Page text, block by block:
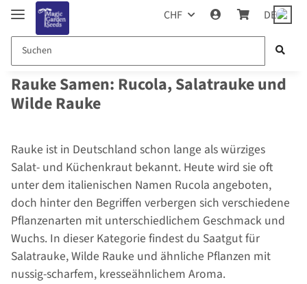
CHF DE
Rauke Samen: Rucola, Salatrauke und
Wilde Rauke
Rauke ist in Deutschland schon lange als würziges
Salat- und Küchenkraut bekannt. Heute wird sie oft
unter dem italienischen Namen Rucola angeboten,
doch hinter den Begriffen verbergen sich verschiedene
Pflanzenarten mit unterschiedlichem Geschmack und
Wuchs. In dieser Kategorie findest du Saatgut für
Salatrauke, Wilde Rauke und ähnliche Pflanzen mit
nussig-scharfem, kresseähnlichem Aroma.